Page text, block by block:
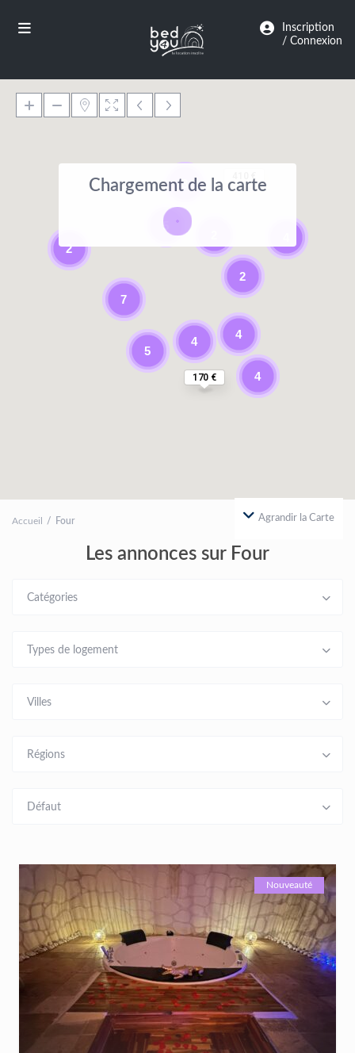
Inscription
/ Connexion
170 €
410 €
4
4
5
5
2
4
7
2
3
Chargement de la carte
Agrandir la Carte
Accueil Four
Les annonces sur Four
Catégories
Types de logement
Villes
Régions
Défaut
Nouveauté